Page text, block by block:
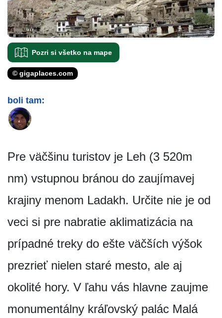
Pozri si všetko na mape
© gigaplaces.com
boli tam:
Pre väčšinu turistov je Leh (3 520m
nm) vstupnou bránou do zaujímavej
krajiny menom Ladakh. Určite nie je od
veci si pre nabratie aklimatizácia na
prípadné treky do ešte väčších výšok
prezrieť nielen staré mesto, ale aj
okolité hory. V ľahu vás hlavne zaujme
monumentálny kráľovský palác Malá